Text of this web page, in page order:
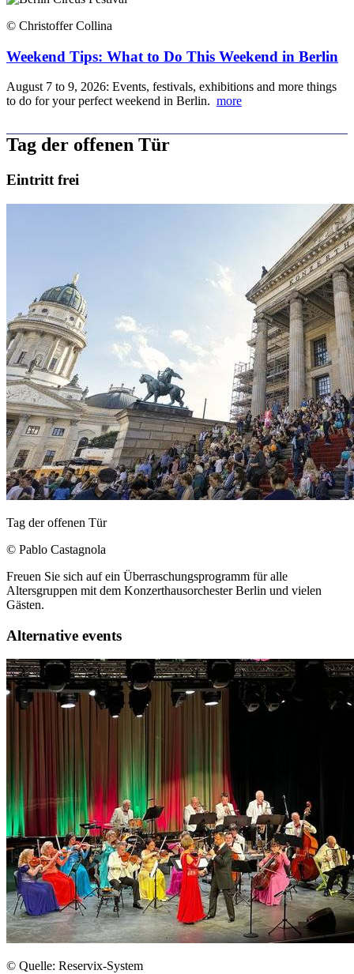
© Christoffer Collina
Weekend Tips: What to Do This Weekend in Berlin
August 7 to 9, 2026: Events, festivals, exhibitions and more things
to do for your perfect weekend in Berlin. more
Tag der offenen Tür
Eintritt frei
Tag der offenen Tür
© Pablo Castagnola
Freuen Sie sich auf ein Überraschungsprogramm für alle
Altersgruppen mit dem Konzerthausorchester Berlin und vielen
Gästen.
Alternative events
© Quelle: Reservix-System